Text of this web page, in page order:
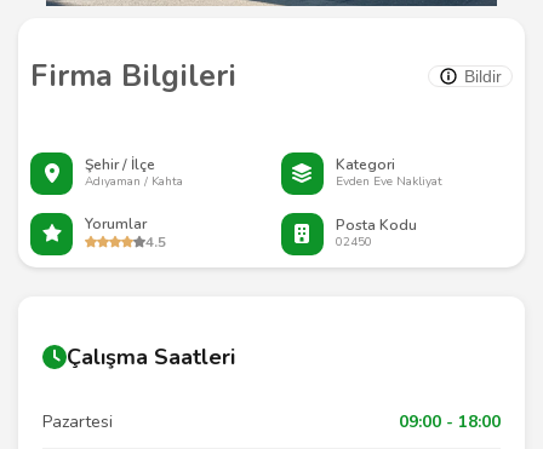
Firma Bilgileri Bildir
Şehir / İlçe
Adıyaman / Kahta
Kategori
Evden Eve Nakliyat
Yorumlar
4.5
Posta Kodu
02450
Çalışma Saatleri
Pazartesi 09:00 - 18:00